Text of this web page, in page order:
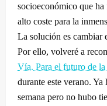
socioeconómico que ha
alto coste para la
La solución es cambiar
Por ello, volveré a
Vía. Para el futuro de la
durante este verano.
semana pero no hubo